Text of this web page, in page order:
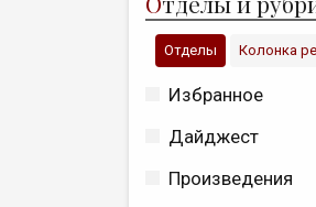
Отделы Колонка
Избранное
Дайджест
Произведения